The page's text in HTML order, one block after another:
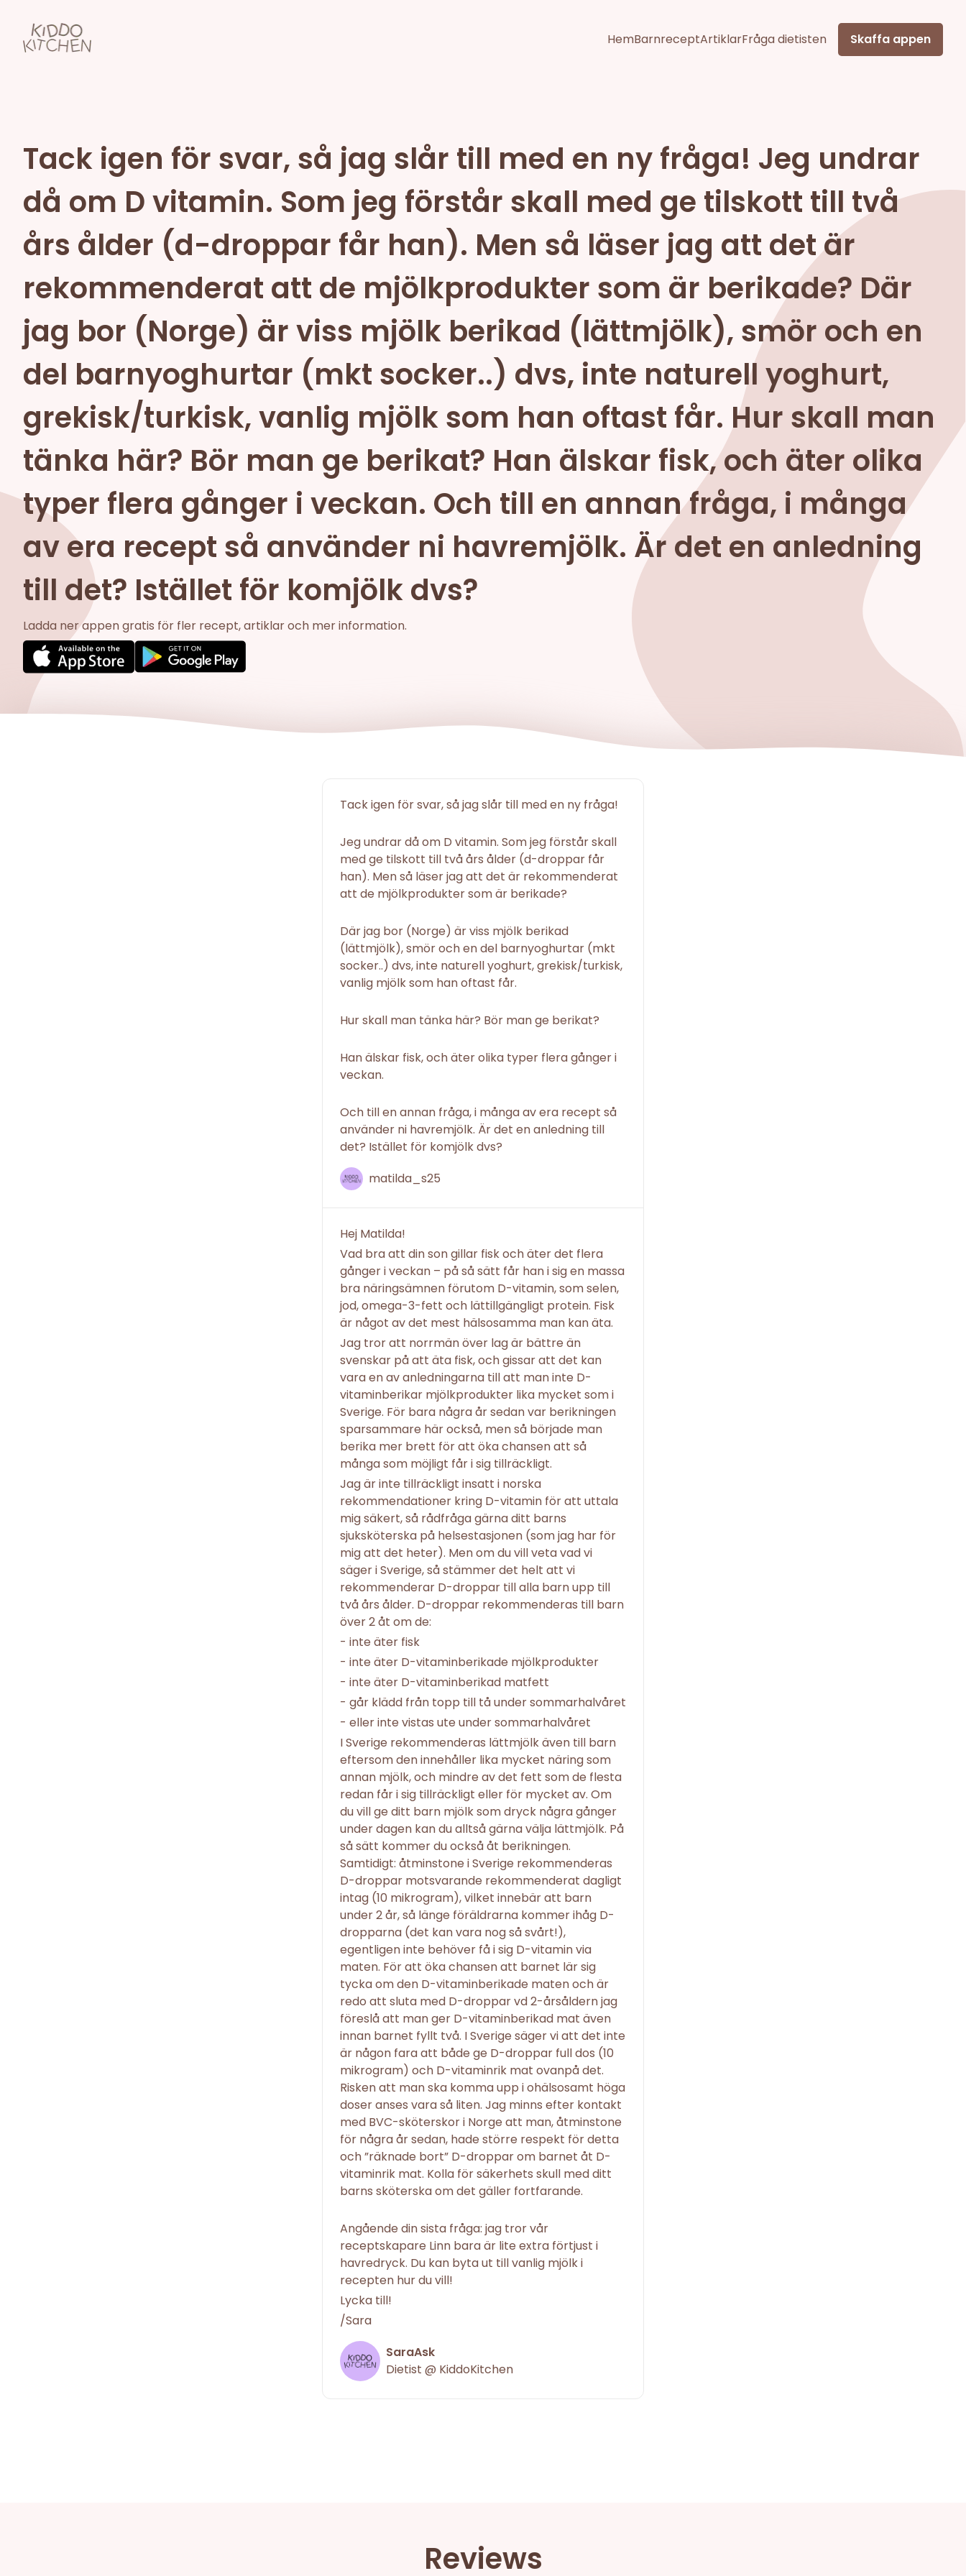
HemBarnreceptArtiklarFråga dietisten Skaffa appen
Tack igen för svar, så jag slår till med en ny fråga! Jeg undrar
då om D vitamin. Som jeg förstår skall med ge tilskott till två
års ålder (d-droppar får han). Men så läser jag att det är
rekommenderat att de mjölkprodukter som är berikade? Där
jag bor (Norge) är viss mjölk berikad (lättmjölk), smör och en
del barnyoghurtar (mkt socker..) dvs, inte naturell yoghurt,
grekisk/turkisk, vanlig mjölk som han oftast får. Hur skall man
tänka här? Bör man ge berikat? Han älskar fisk, och äter olika
typer flera gånger i veckan. Och till en annan fråga, i många
av era recept så använder ni havremjölk. Är det en anledning
till det? Istället för komjölk dvs?
Ladda ner appen gratis för fler recept, artiklar och mer information.
Tack igen för svar, så jag slår till med en ny fråga!
Jeg undrar då om D vitamin. Som jeg förstår skall
med ge tilskott till två års ålder (d-droppar får
han). Men så läser jag att det är rekommenderat
att de mjölkprodukter som är berikade?
Där jag bor (Norge) är viss mjölk berikad
(lättmjölk), smör och en del barnyoghurtar (mkt
socker..) dvs, inte naturell yoghurt, grekisk/turkisk,
vanlig mjölk som han oftast får.
Hur skall man tänka här? Bör man ge berikat?
Han älskar fisk, och äter olika typer flera gånger i
veckan.
Och till en annan fråga, i många av era recept så
använder ni havremjölk. Är det en anledning till
det? Istället för komjölk dvs?
matilda_s25
Hej Matilda!
Vad bra att din son gillar fisk och äter det flera
gånger i veckan – på så sätt får han i sig en massa
bra näringsämnen förutom D-vitamin, som selen,
jod, omega-3-fett och lättillgängligt protein. Fisk
är något av det mest hälsosamma man kan äta.
Jag tror att norrmän över lag är bättre än
svenskar på att äta fisk, och gissar att det kan
vara en av anledningarna till att man inte D-
vitaminberikar mjölkprodukter lika mycket som i
Sverige. För bara några år sedan var berikningen
sparsammare här också, men så började man
berika mer brett för att öka chansen att så
många som möjligt får i sig tillräckligt.
Jag är inte tillräckligt insatt i norska
rekommendationer kring D-vitamin för att uttala
mig säkert, så rådfråga gärna ditt barns
sjuksköterska på helsestasjonen (som jag har för
mig att det heter). Men om du vill veta vad vi
säger i Sverige, så stämmer det helt att vi
rekommenderar D-droppar till alla barn upp till
två års ålder. D-droppar rekommenderas till barn
över 2 åt om de:
- inte äter fisk
- inte äter D-vitaminberikade mjölkprodukter
- inte äter D-vitaminberikad matfett
- går klädd från topp till tå under sommarhalvåret
- eller inte vistas ute under sommarhalvåret
I Sverige rekommenderas lättmjölk även till barn
eftersom den innehåller lika mycket näring som
annan mjölk, och mindre av det fett som de flesta
redan får i sig tillräckligt eller för mycket av. Om
du vill ge ditt barn mjölk som dryck några gånger
under dagen kan du alltså gärna välja lättmjölk. På
så sätt kommer du också åt berikningen.
Samtidigt: åtminstone i Sverige rekommenderas
D-droppar motsvarande rekommenderat dagligt
intag (10 mikrogram), vilket innebär att barn
under 2 år, så länge föräldrarna kommer ihåg D-
dropparna (det kan vara nog så svårt!),
egentligen inte behöver få i sig D-vitamin via
maten. För att öka chansen att barnet lär sig
tycka om den D-vitaminberikade maten och är
redo att sluta med D-droppar vd 2-årsåldern jag
föreslå att man ger D-vitaminberikad mat även
innan barnet fyllt två. I Sverige säger vi att det inte
är någon fara att både ge D-droppar full dos (10
mikrogram) och D-vitaminrik mat ovanpå det.
Risken att man ska komma upp i ohälsosamt höga
doser anses vara så liten. Jag minns efter kontakt
med BVC-sköterskor i Norge att man, åtminstone
för några år sedan, hade större respekt för detta
och ”räknade bort” D-droppar om barnet åt D-
vitaminrik mat. Kolla för säkerhets skull med ditt
barns sköterska om det gäller fortfarande.
Angående din sista fråga: jag tror vår
receptskapare Linn bara är lite extra förtjust i
havredryck. Du kan byta ut till vanlig mjölk i
recepten hur du vill!
Lycka till!
/Sara
SaraAsk
Dietist @ KiddoKitchen
Reviews